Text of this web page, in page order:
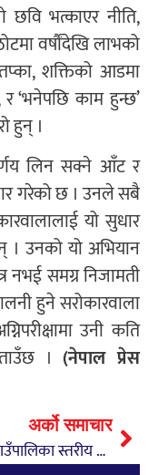
छवि भत्काएर नीति,
वर्षौंदेखि लाभको
शक्तिको आडमा
र ‘भनेपछि काम हुन्छ’
हुन् ।
लिन सक्ने आँट र
गरेको छ । उनले सबै
यो सुधार
। उनको यो अभियान
नभई समग्र निजामती
हुने सरोकारवाला
उनी कति
।(नेपाल प्रेस
अर्को समाचार
म्याग्दे गाउँपालिका स्तरीय तीज गीत प्रतियोगिता सम्पन्न